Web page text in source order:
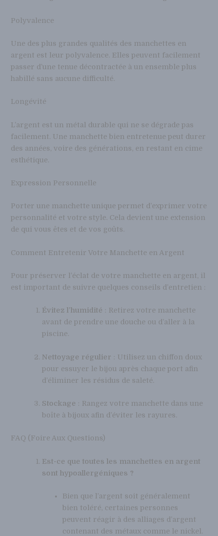
Polyvalence
Une des plus grandes qualités des manchettes en
argent est leur polyvalence. Elles peuvent facilement
passer d’une tenue décontractée à un ensemble plus
habillé sans aucune difficulté.
Longévité
L’argent est un métal durable qui ne se dégrade pas
facilement. Une manchette bien entretenue peut durer
des années, voire des générations, en restant en cime
esthétique.
Expression Personnelle
Porter une manchette unique permet d’exprimer votre
personnalité et votre style. Cela devient une extension
de qui vous êtes et de vos goûts.
Comment Entretenir Votre Manchette en Argent
Pour préserver l’éclat de votre manchette en argent, il
est important de suivre quelques conseils d’entretien :
Évitez l’humidité : Retirez votre manchette
avant de prendre une douche ou d’aller à la
piscine.
Nettoyage régulier : Utilisez un chiffon doux
pour essuyer le bijou après chaque port afin
d’éliminer les résidus de saleté.
Stockage : Rangez votre manchette dans une
boîte à bijoux afin d’éviter les rayures.
FAQ (Foire Aux Questions)
Est-ce que toutes les manchettes en argent
sont hypoallergéniques ?
Bien que l’argent soit généralement
bien toléré, certaines personnes
peuvent réagir à des alliages d’argent
contenant des métaux comme le nickel.